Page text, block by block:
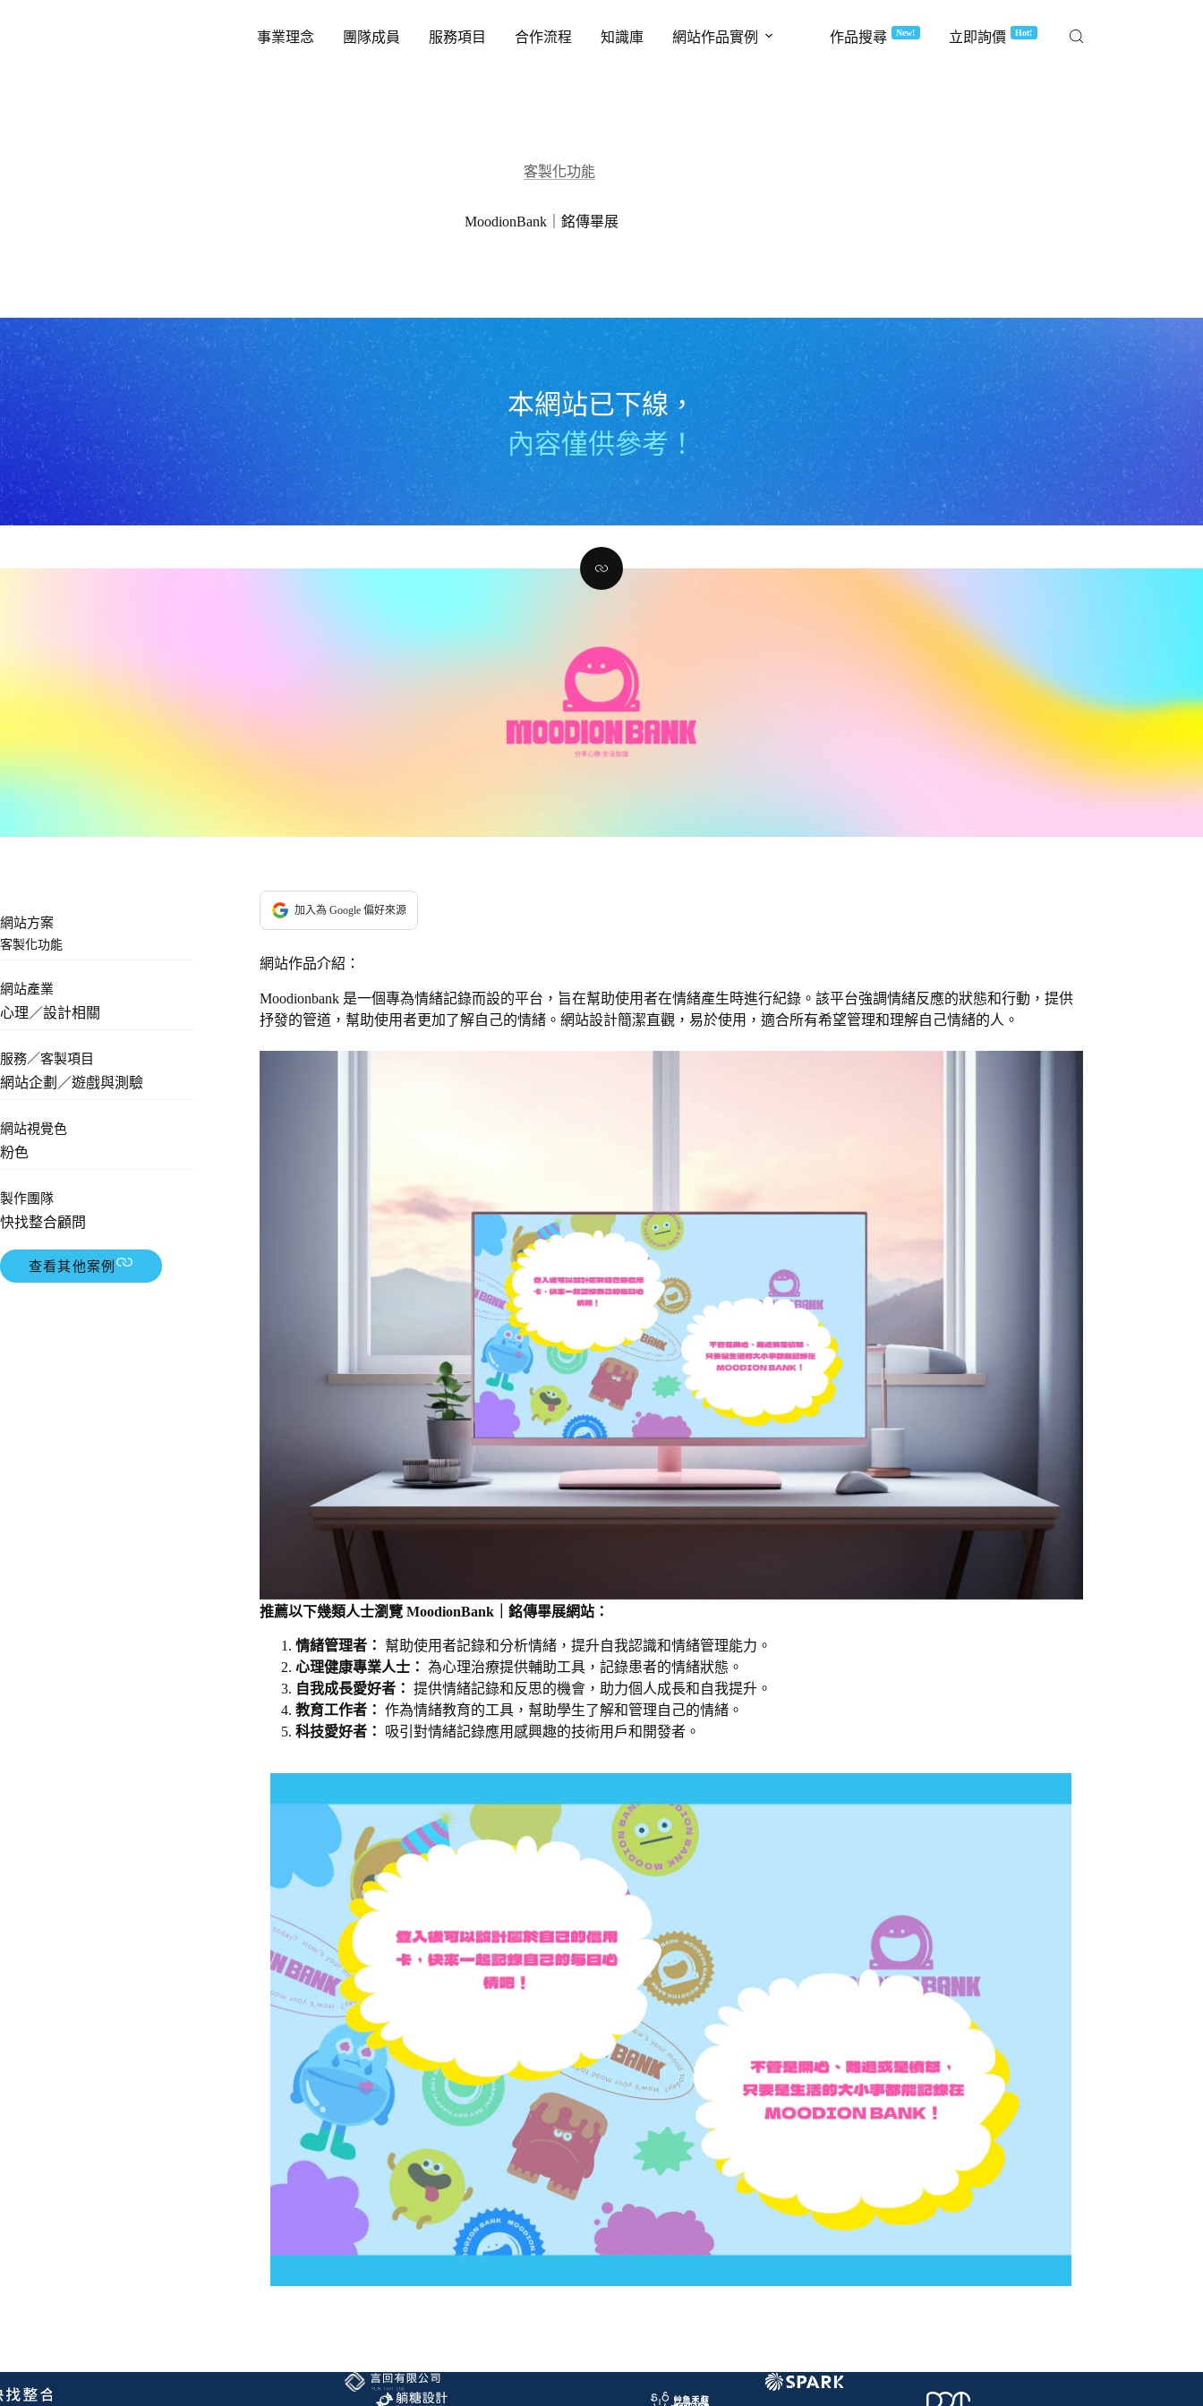
事業理念 團隊成員 服務項目 合作流程 知識庫 網站作品實例 作品搜尋 New! 立即詢價 Hot!
客製化功能
MoodionBank｜銘傳畢展
本網站已下線，
內容僅供參考！
加入為 Google 偏好來源
網站作品介紹：
Moodionbank 是一個專為情緒記錄而設的平台，旨在幫助使用者在情緒產生時進行紀錄。該平台強調情緒反應的狀態和行動，提供
抒發的管道，幫助使用者更加了解自己的情緒。網站設計簡潔直觀，易於使用，適合所有希望管理和理解自己情緒的人。
推薦以下幾類人士瀏覽 MoodionBank｜銘傳畢展網站：
情緒管理者：
幫助使用者記錄和分析情緒，提升自我認識和情緒管理能力。
心理健康專業人士： 為心理治療提供輔助工具，記錄患者的情緒狀態。
自我成長愛好者： 提供情緒記錄和反思的機會，助力個人成長和自我提升。
教育工作者： 作為情緒教育的工具，幫助學生了解和管理自己的情緒。
科技愛好者：
吸引對情緒記錄應用感興趣的技術用戶和開發者。
網站方案
客製化功能
網站產業
心理／設計相關
服務／客製項目
網站企劃／遊戲與測驗
網站視覺色
粉色
製作團隊
快找整合顧問
查看其他案例